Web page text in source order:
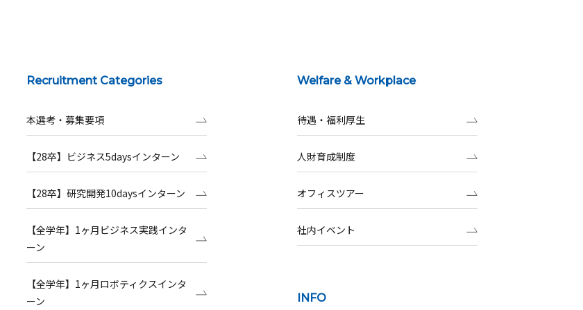
Recruitment Categories
本選考・募集要項
【28卒】ビジネス5daysインターン
【28卒】研究開発10daysインターン
【全学年】1ヶ月ビジネス実践インタ
ーン
【全学年】1ヶ月ロボティクスインタ
ーン
Welfare & Workplace
待遇・福利厚生
人財育成制度
オフィスツアー
社内イベント
INFO